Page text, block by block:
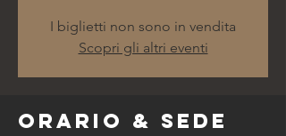
I biglietti non sono in vendita
Scopri gli altri eventi
Orario & Sede